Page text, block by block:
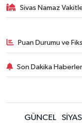
Sivas Namaz
Puan Durumu ve
Son Dakika
GÜNCEL